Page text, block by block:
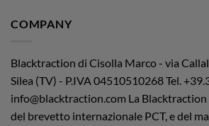
COMPANY
Blacktraction di Cisolla Marco - via
Silea (TV) - P.IVA 04510510268Tel.
info@blacktraction.com La
del brevetto internazionale PCT, e del